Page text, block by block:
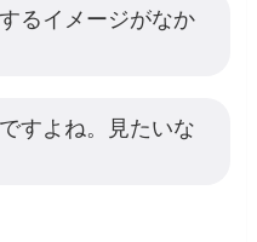
るイメージがなか
すよね。見たいな